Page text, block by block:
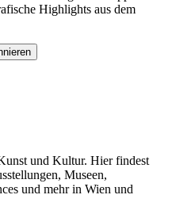
Highlights aus dem
und Kultur. Hier findest
Museen,
und mehr in Wien und